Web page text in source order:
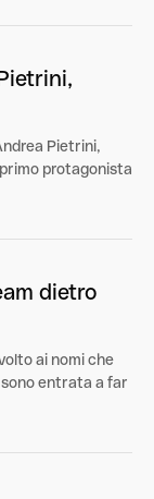
Pietrini,
protagonista
dietro
ai nomi che
sono entrata a far